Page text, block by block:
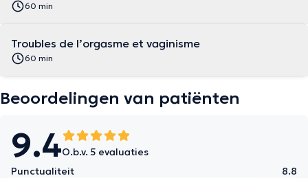
60 min
Troubles de l’orgasme et vaginisme
60 min
Beoordelingen van patiënten
9.4O.b.v. 5 evaluaties
Punctualiteit
8.8